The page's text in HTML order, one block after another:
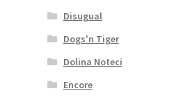
Disugual
Dogs'n Tiger
Dolina Noteci
Encore